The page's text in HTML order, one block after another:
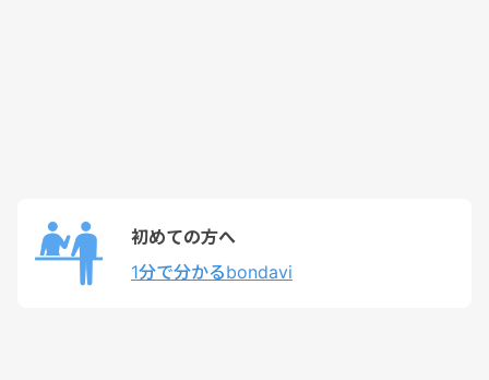
初めての方へ
1分で分かるbondavi